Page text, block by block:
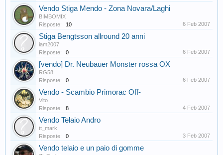
Vendo Stiga Mendo - Zona Novara/Laghi
BIMBOMIX
Risposte:
10 6 Feb 2007
Stiga Bengtsson allround 20 anni
iam2007
Risposte:
0 6 Feb 2007
[vendo] Dr. Neubauer Monster rossa OX
RG58
Risposte:
0 6 Feb 2007
Vendo - Scambio Primorac Off-
Vito
Risposte:
8 4 Feb 2007
Vendo Telaio Andro
tt_mark
Risposte:
0 3 Feb 2007
Vendo telaio e un paio di gomme